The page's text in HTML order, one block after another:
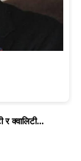
र क्वालिटी...